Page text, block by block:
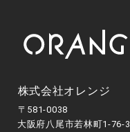
株式会社オレンジ
〒581-0038
大阪府八尾市若林町1-76-3